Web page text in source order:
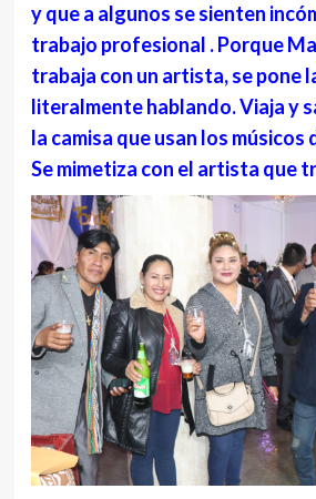
y que a algunos se sienten
trabajo profesional . Porque
trabaja con un artista, se pone
literalmente hablando. Viaja y
la camisa que usan los músicos
Se mimetiza con el artista que